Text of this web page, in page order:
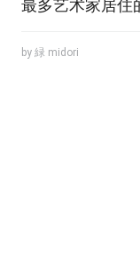
最多艺术家居住
by 緑 midori